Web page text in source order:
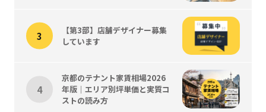
【第3部】店舗デザイナー募集
しています
京都のテナント家賃相場2026
年版｜エリア別坪単価と実質コ
ストの読み方